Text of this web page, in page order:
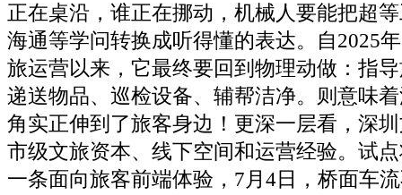
正在桌沿，谁正在挪动，机械人要能把超
海通等学问转换成听得懂的表达。自2025
旅运营以来，它最终要回到物理动做：指
递送物品、巡检设备、辅帮洁净。则意味
角实正伸到了旅客身边！更深一层看，深
市级文旅资本、线下空间和运营经验。试
一条面向旅客前端体验，7月4日，桥面车